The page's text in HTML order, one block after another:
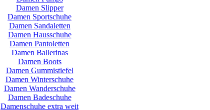
Damen Slipper
Damen Sportschuhe
Damen Sandaletten
Damen Hausschuhe
Damen Pantoletten
Damen Ballerinas
Damen Boots
Damen Gummistiefel
Damen Winterschuhe
Damen Wanderschuhe
Damen Badeschuhe
Damenschuhe extra weit